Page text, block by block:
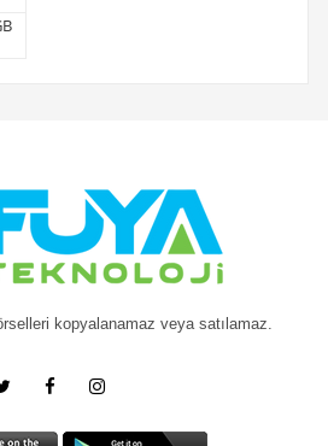
kopyalanamaz veya satılamaz.